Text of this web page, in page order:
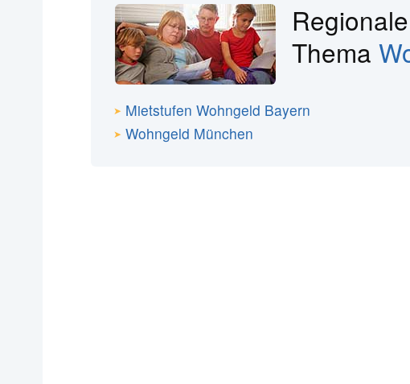
Thema
Mietstufen Wohngeld Bayern
Wohngeld München